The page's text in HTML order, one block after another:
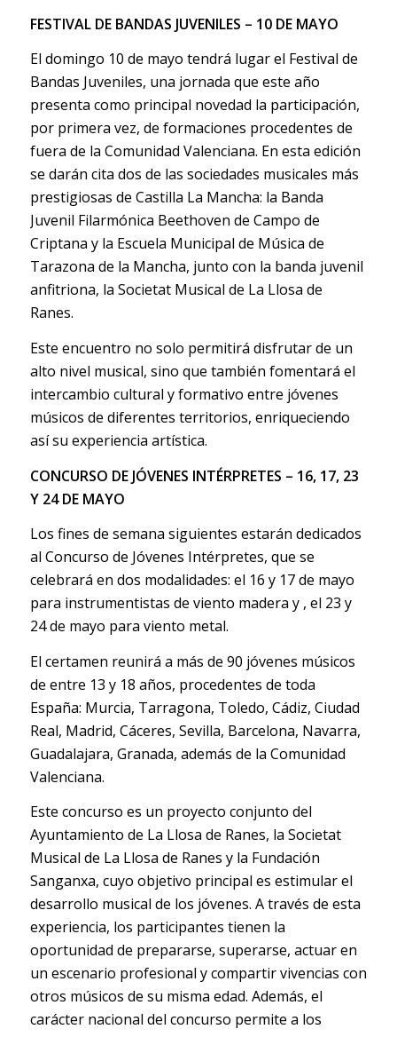
FESTIVAL DE BANDAS JUVENILES – 10 DE MAYO
El domingo 10 de mayo tendrá lugar el Festival de
Bandas Juveniles, una jornada que este año
presenta como principal novedad la participación,
por primera vez, de formaciones procedentes de
fuera de la Comunidad Valenciana. En esta edición
se darán cita dos de las sociedades musicales más
prestigiosas de Castilla La Mancha: la Banda
Juvenil Filarmónica Beethoven de Campo de
Criptana y la Escuela Municipal de Música de
Tarazona de la Mancha, junto con la banda juvenil
anfitriona, la Societat Musical de La Llosa de
Ranes.
Este encuentro no solo permitirá disfrutar de un
alto nivel musical, sino que también fomentará el
intercambio cultural y formativo entre jóvenes
músicos de diferentes territorios, enriqueciendo
así su experiencia artística.
CONCURSO DE JÓVENES INTÉRPRETES – 16, 17, 23
Y 24 DE MAYO
Los fines de semana siguientes estarán dedicados
al Concurso de Jóvenes Intérpretes, que se
celebrará en dos modalidades: el 16 y 17 de mayo
para instrumentistas de viento madera y , el 23 y
24 de mayo para viento metal.
El certamen reunirá a más de 90 jóvenes músicos
de entre 13 y 18 años, procedentes de toda
España: Murcia, Tarragona, Toledo, Cádiz, Ciudad
Real, Madrid, Cáceres, Sevilla, Barcelona, Navarra,
Guadalajara, Granada, además de la Comunidad
Valenciana.
Este concurso es un proyecto conjunto del
Ayuntamiento de La Llosa de Ranes, la Societat
Musical de La Llosa de Ranes y la Fundación
Sanganxa, cuyo objetivo principal es estimular el
desarrollo musical de los jóvenes. A través de esta
experiencia, los participantes tienen la
oportunidad de prepararse, superarse, actuar en
un escenario profesional y compartir vivencias con
otros músicos de su misma edad. Además, el
carácter nacional del concurso permite a los